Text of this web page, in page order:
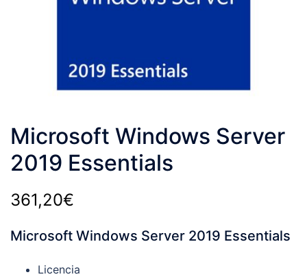
Microsoft Windows Server
2019 Essentials
361,20€
Microsoft Windows Server 2019 Essentials
Licencia